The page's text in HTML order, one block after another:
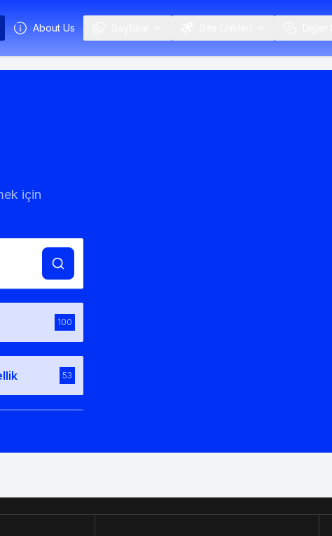
About Us
için
100
53